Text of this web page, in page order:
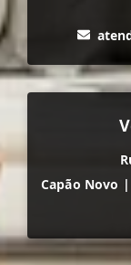
Capão Novo |